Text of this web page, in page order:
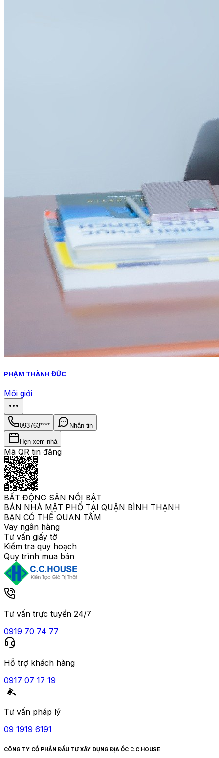
PHẠM THÀNH ĐỨC
Môi giới
093763**** Nhắn tin
Hẹn xem nhà
Mã QR tin đăng
BẤT ĐỘNG SẢN NỔI BẬT
BÁN NHÀ MẶT PHỐ TẠI QUẬN BÌNH THẠNH
BẠN CÓ THỂ QUAN TÂM
Vay ngân hàng
Tư vấn giấy tờ
Kiểm tra quy hoạch
Quy trình mua bán
Tư vấn trực tuyến 24/7
0919 70 74 77
Hỗ trợ khách hàng
0917 07 17 19
Tư vấn pháp lý
09 1919 6191
CÔNG TY CỔ PHẦN ĐẦU TƯ XÂY DỰNG ĐỊA ỐC C.C.HOUSE